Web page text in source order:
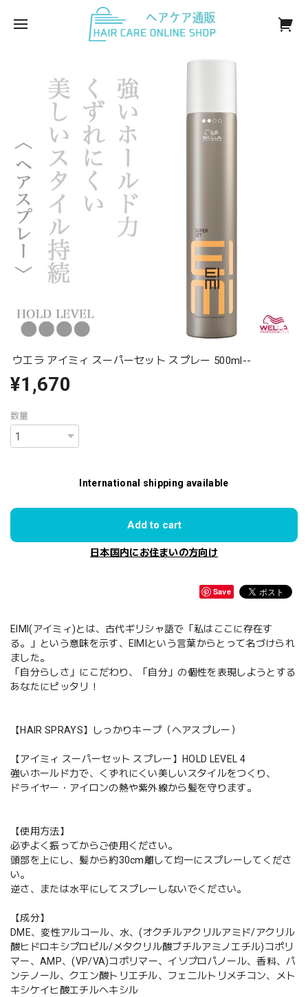
ウエラ アイミィ スーパーセット スプレー 500ml--
¥1,670
数量
International shipping available
Add to cart
日本国内にお住まいの方向け
Save
EIMI(アイミィ)とは、古代ギリシャ語で「私はここに存在す
る。」という意味を示す、EIMIという言葉からとって名づけられ
ました。
「自分らしさ」にこだわり、「自分」の個性を表現しようとする
あなたにピッタリ！
【HAIR SPRAYS】しっかりキープ（ヘアスプレー）
【アイミィ スーパーセット スプレー】HOLD LEVEL 4
強いホールド力で、くずれにくい美しいスタイルをつくり、
ドライヤー・アイロンの熱や紫外線から髪を守ります。
【使用方法】
必ずよく振ってからご使用ください。
頭部を上にし、髪から約30cm離して均一にスプレーしてくださ
い。
逆さ、または水平にしてスプレーしないでください。
【成分】
DME、変性アルコール、水、(オクチルアクリルアミド/アクリル
酸ヒドロキシプロピル/メタクリル酸ブチルアミノエチル)コポリ
マー、AMP、(VP/VA)コポリマー、イソプロパノール、香料、パ
ンテノール、クエン酸トリエチル、フェニルトリメチコン、メト
キシケイヒ酸エチルヘキシル